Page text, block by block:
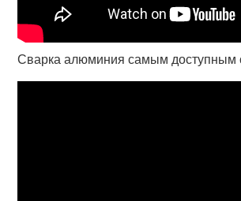
Сварка алюминия самым доступным